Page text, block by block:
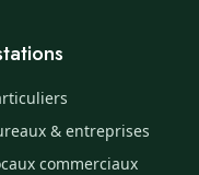
& entreprises
commerciaux